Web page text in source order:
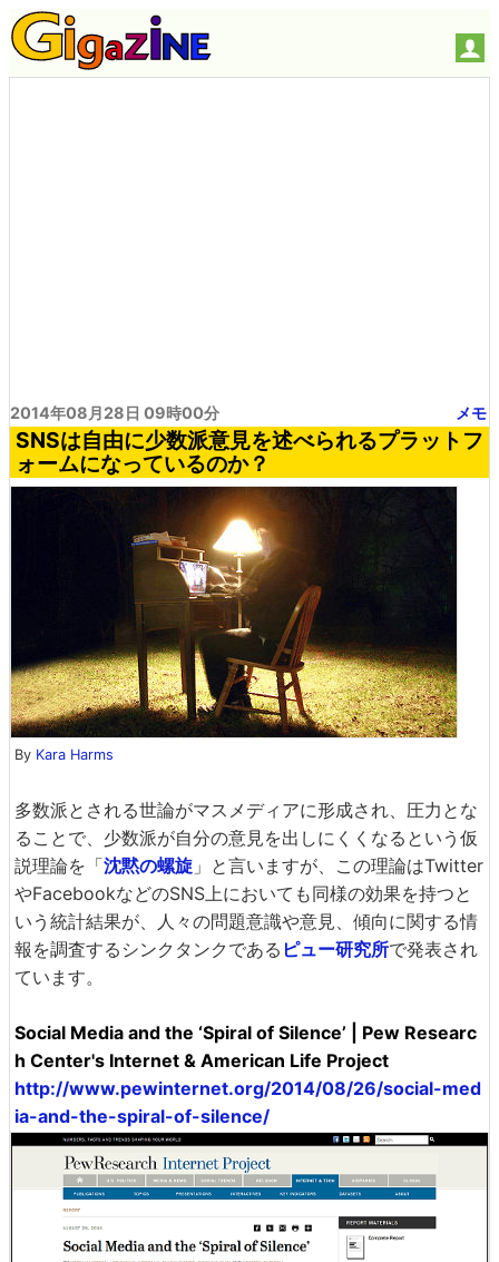
2014年08月28日 09時00分 メモ
SNSは自由に少数派意見を述べられるプラットフ
ォームになっているのか？
By Kara Harms
多数派とされる世論がマスメディアに形成され、圧力とな
ることで、少数派が自分の意見を出しにくくなるという仮
説理論を「沈黙の螺旋 」と言いますが、この理論はTwitter
やFacebookなどのSNS上においても同様の効果を持つと
いう統計結果が、人々の問題意識や意見、傾向に関する情
報を調査するシンクタンクである ピュー研究所で発表され
ています。
Social Media and the ‘Spiral of Silence’ | Pew Researc
h Center's Internet & American Life Project
http://www.pewinternet.org/2014/08/26/social-med
ia-and-the-spiral-of-silence/